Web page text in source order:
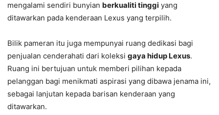
mengalami sendiri bunyian berkualiti tinggi yang
ditawarkan pada kenderaan Lexus yang terpilih.
Bilik pameran itu juga mempunyai ruang dedikasi bagi
penjualan cenderahati dari koleksi gaya hidup Lexus.
Ruang ini bertujuan untuk memberi pilihan kepada
pelanggan bagi menikmati aspirasi yang dibawa jenama ini,
sebagai lanjutan kepada barisan kenderaan yang
ditawarkan.